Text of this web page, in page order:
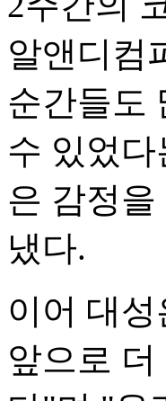
알앤디컴
순간들도
수 있었
은 감정
냈다.
이어 대
앞으로